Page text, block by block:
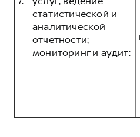
статистической и
аналитической
отчетности;
мониторинг и аудит: